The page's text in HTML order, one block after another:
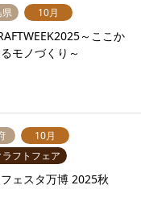
県 10月
～ここか
モノづくり～
10月
ラフトフェア
ェスタ万博 2025秋